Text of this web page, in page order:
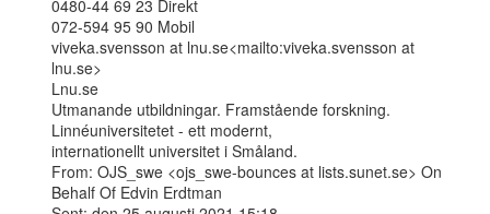
0480-44 69 23 Direkt
072-594 95 90 Mobil
viveka.svensson at lnu.se<mailto:viveka.svensson at
lnu.se>
Lnu.se
Utmanande utbildningar. Framstående forskning.
Linnéuniversitetet - ett modernt,
internationellt universitet i Småland.
From: OJS_swe <ojs_swe-bounces at lists.sunet.se> On
Behalf Of Edvin Erdtman